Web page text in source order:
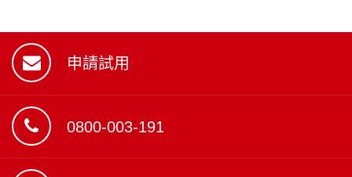
申請試用
0800-003-191